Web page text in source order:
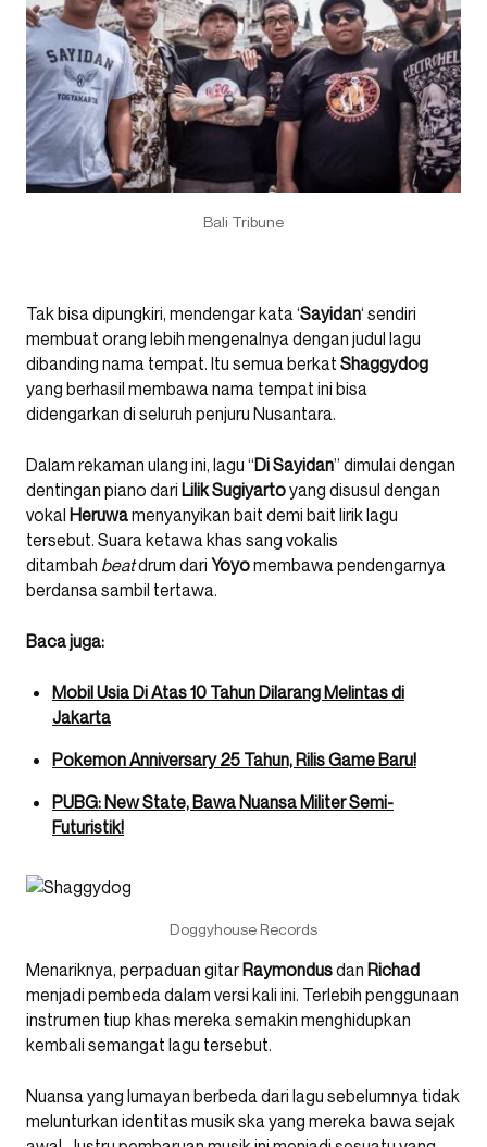
Bali Tribune
Tak bisa dipungkiri, mendengar kata ‘Sayidan‘ sendiri
membuat orang lebih mengenalnya dengan judul lagu
dibanding nama tempat. Itu semua berkat Shaggydog
yang berhasil membawa nama tempat ini bisa
didengarkan di seluruh penjuru Nusantara.
Dalam rekaman ulang ini, lagu “Di Sayidan” dimulai dengan
dentingan piano dari Lilik Sugiyartoyang disusul dengan
vokal Heruwamenyanyikan bait demi bait lirik lagu
tersebut. Suara ketawa khas sang vokalis
ditambah beatdrum dari Yoyomembawa pendengarnya
berdansa sambil tertawa.
Baca juga:
Mobil Usia Di Atas 10 Tahun Dilarang Melintas di
Jakarta
Pokemon Anniversary 25 Tahun, Rilis Game Baru!
PUBG: New State, Bawa Nuansa Militer Semi-
Futuristik!
Doggyhouse Records
Menariknya, perpaduan gitarRaymondusdan Richad
menjadi pembeda dalam versi kali ini. Terlebih penggunaan
instrumen tiup khas mereka semakin menghidupkan
kembali semangat lagu tersebut.
Nuansa yang lumayan berbeda dari lagu sebelumnya tidak
melunturkan identitas musik ska yang mereka bawa sejak